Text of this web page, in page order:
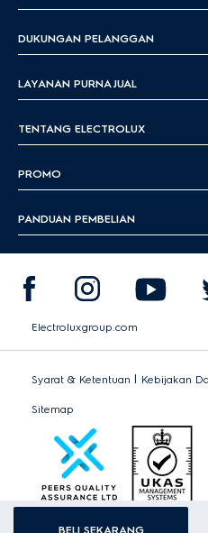
BELI SEKARANG
DUKUNGAN PELANGGAN
LAYANAN PURNA JUAL
TENTANG ELECTROLUX
PROMO
PANDUAN PEMBELIAN
Electroluxgroup.com
Syarat & Ketentuan | Kebijakan
Sitemap